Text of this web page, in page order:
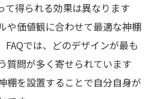
て得られる効果は異なります
や価値観に合わせて最適な神棚
FAQでは、どのデザインが最も
質問が多く寄せられています
棚を設置することで自分自身が